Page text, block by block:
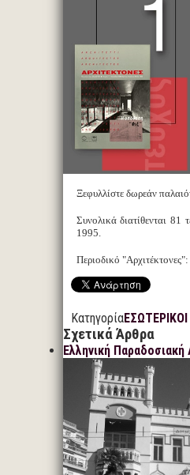
Ξεφυλλίστε δωρεάν
Συνολικά διατίθενται
1995.
Περιοδικό "Αρχιτέκτονες":
Κατηγορία
Σχετικά Άρθρα
Ελληνική